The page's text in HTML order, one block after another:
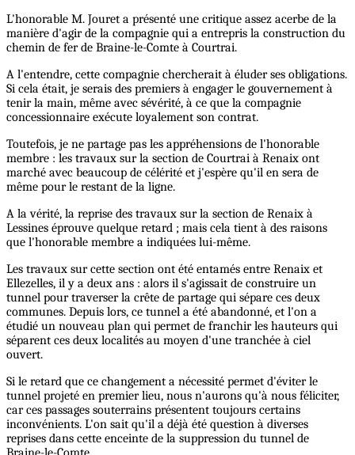
L'honorable M. Jouret a présenté une critique assez acerbe de la
manière d'agir de la compagnie qui a entrepris la construction du
chemin de fer de Braine-le-Comte à Courtrai.
A l'entendre, cette compagnie chercherait à éluder ses obligations.
Si cela était, je serais des premiers à engager le gouvernement à
tenir la main, même avec sévérité, à ce que la compagnie
concessionnaire exécute loyalement son contrat.
Toutefois, je ne partage pas les appréhensions de l'honorable
membre : les travaux sur la section de Courtrai à Renaix ont
marché avec beaucoup de célérité et j'espère qu'il en sera de
même pour le restant de la ligne.
A la vérité, la reprise des travaux sur la section de Renaix à
Lessines éprouve quelque retard ; mais cela tient à des raisons
que l'honorable membre a indiquées lui-même.
Les travaux sur cette section ont été entamés entre Renaix et
Ellezelles, il y a deux ans : alors il s'agissait de construire un
tunnel pour traverser la crête de partage qui sépare ces deux
communes. Depuis lors, ce tunnel a été abandonné, et l'on a
étudié un nouveau plan qui permet de franchir les hauteurs qui
séparent ces deux localités au moyen d'une tranchée à ciel
ouvert.
Si le retard que ce changement a nécessité permet d'éviter le
tunnel projeté en premier lieu, nous n'aurons qu'à nous féliciter,
car ces passages souterrains présentent toujours certains
inconvénients. L'on sait qu'il a déjà été question à diverses
reprises dans cette enceinte de la suppression du tunnel de